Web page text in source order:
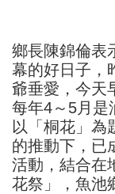
鄉長陳錦倫表
幕的好日子，
爺垂愛，今天
每年4～5月是
以「桐花」為
的推動下，已
活動，結合在
花祭」，魚池